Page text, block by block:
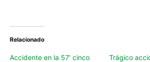
Relacionado
Accidente en la 57’ cinco
Trágico